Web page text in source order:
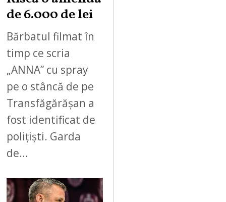
de 6.000 de lei
Bărbatul filmat în
timp ce scria
„ANNA” cu spray
pe o stâncă de pe
Transfăgărășan a
fost identificat de
polițiști. Garda
de…